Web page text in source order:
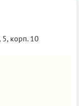
5, корп. 10